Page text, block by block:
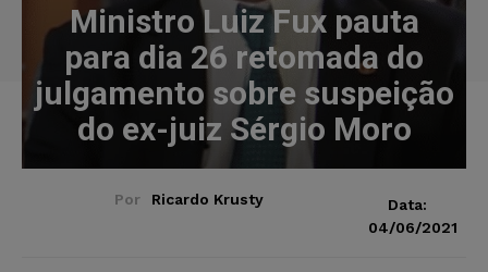
Ministro Luiz Fux pauta
para dia 26 retomada do
julgamento sobre suspeição
do ex-juiz Sérgio Moro
Por Ricardo Krusty
Data:
04/06/2021